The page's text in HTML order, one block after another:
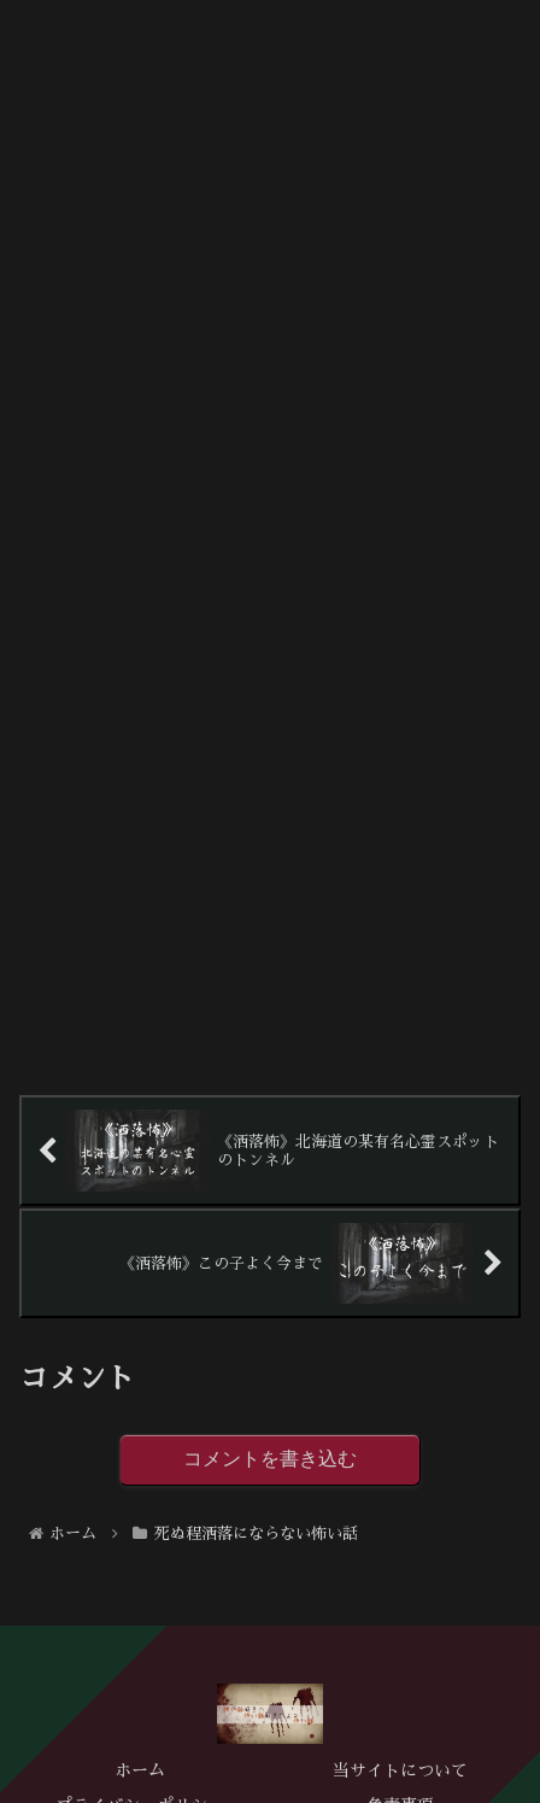
《洒落怖》北海道の某有名心霊スポット
のトンネル
《洒落怖》この子よく今まで
コメント
コメントを書き込む
ホーム 死ぬ程洒落にならない怖い話
ホーム 当サイトについて